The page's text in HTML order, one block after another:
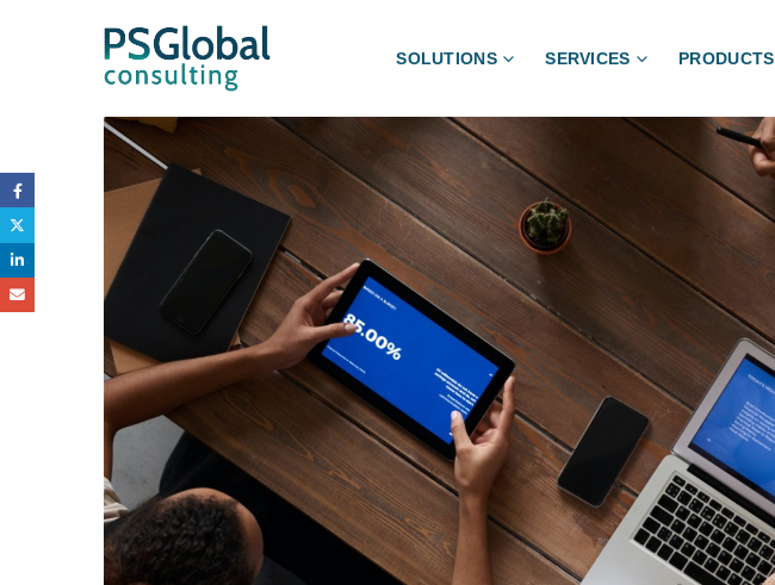
SOLUTIONS SERVICES PRODUCTS